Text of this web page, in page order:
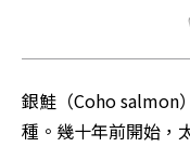
銀鮭（Coho salmon
種。幾十年前開始，